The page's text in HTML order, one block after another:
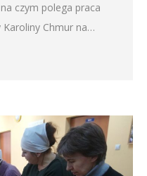
czym polega praca
Chmur na…